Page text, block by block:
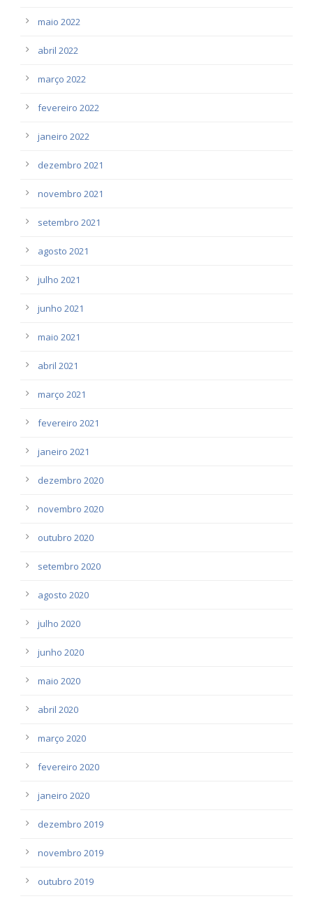
maio 2022
abril 2022
março 2022
fevereiro 2022
janeiro 2022
dezembro 2021
novembro 2021
setembro 2021
agosto 2021
julho 2021
junho 2021
maio 2021
abril 2021
março 2021
fevereiro 2021
janeiro 2021
dezembro 2020
novembro 2020
outubro 2020
setembro 2020
agosto 2020
julho 2020
junho 2020
maio 2020
abril 2020
março 2020
fevereiro 2020
janeiro 2020
dezembro 2019
novembro 2019
outubro 2019